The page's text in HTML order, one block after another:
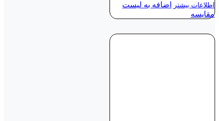
اطلاعات بیشتر
اضافه به لیست
مقایسه